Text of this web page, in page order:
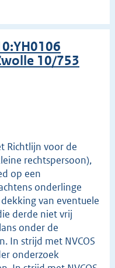
10/753
Richtlijn voor de
rechtspersoon),
op een
onderlinge
van eventuele
derde niet vrij
onder de
In strijd met NVCOS
onderzoek